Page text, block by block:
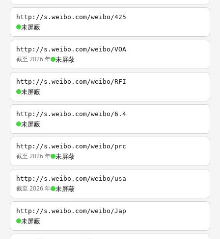
http://s.weibo.com/weibo/425
未屏蔽
http://s.weibo.com/weibo/VOA
截至 2026 年 未屏蔽
http://s.weibo.com/weibo/RFI
未屏蔽
http://s.weibo.com/weibo/6.4
未屏蔽
http://s.weibo.com/weibo/prc
截至 2026 年 未屏蔽
http://s.weibo.com/weibo/usa
截至 2026 年 未屏蔽
http://s.weibo.com/weibo/Jap
未屏蔽